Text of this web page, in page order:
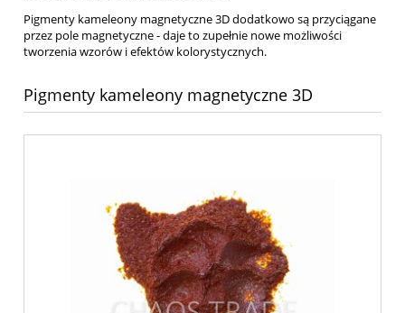
Pigmenty kameleony magnetyczne 3D dodatkowo są przyciągane
przez pole magnetyczne - daje to zupełnie nowe możliwości
tworzenia wzorów i efektów kolorystycznych.
Pigmenty kameleony magnetyczne 3D